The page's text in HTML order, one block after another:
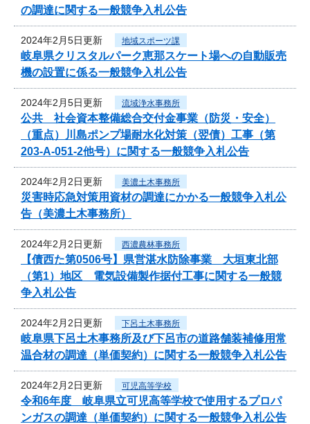
の調達に関する一般競争入札公告
2024年2月5日更新 地域スポーツ課
岐阜県クリスタルパーク恵那スケート場への自動販売
機の設置に係る一般競争入札公告
2024年2月5日更新 流域浄水事務所
公共 社会資本整備総合交付金事業（防災・安全）
（重点）川島ポンプ場耐水化対策（翌債）工事（第
203-A-051-2他号）に関する一般競争入札公告
2024年2月2日更新 美濃土木事務所
災害時応急対策用資材の調達にかかる一般競争入札公
告（美濃土木事務所）
2024年2月2日更新 西濃農林事務所
【債西た第0506号】県営湛水防除事業 大垣東北部
（第1）地区 電気設備製作据付工事に関する一般競
争入札公告
2024年2月2日更新 下呂土木事務所
岐阜県下呂土木事務所及び下呂市の道路舗装補修用常
温合材の調達（単価契約）に関する一般競争入札公告
2024年2月2日更新 可児高等学校
令和6年度 岐阜県立可児高等学校で使用するプロパ
ンガスの調達（単価契約）に関する一般競争入札公告